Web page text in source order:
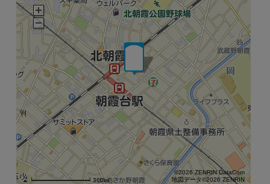
300m
©2026 ZENRIN DataCom
地図データ©2026 ZENRIN